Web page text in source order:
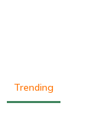
Trending